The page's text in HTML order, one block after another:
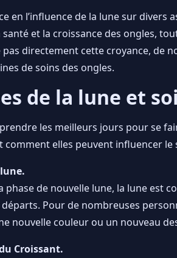
en l’influence de la lune sur divers
et la croissance des ongles,
directement cette croyance, de
de soins des ongles.
de la lune et
les meilleurs jours pour se
comment elles peuvent influencer
phase de nouvelle lune, la lune est
Pour de nombreuses
nouvelle couleur ou un nouveau
Croissant.